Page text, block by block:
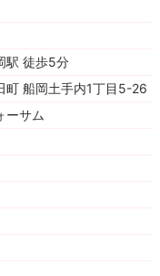
駅 徒歩5分
町 船岡土手内1丁目5-26
ーサム